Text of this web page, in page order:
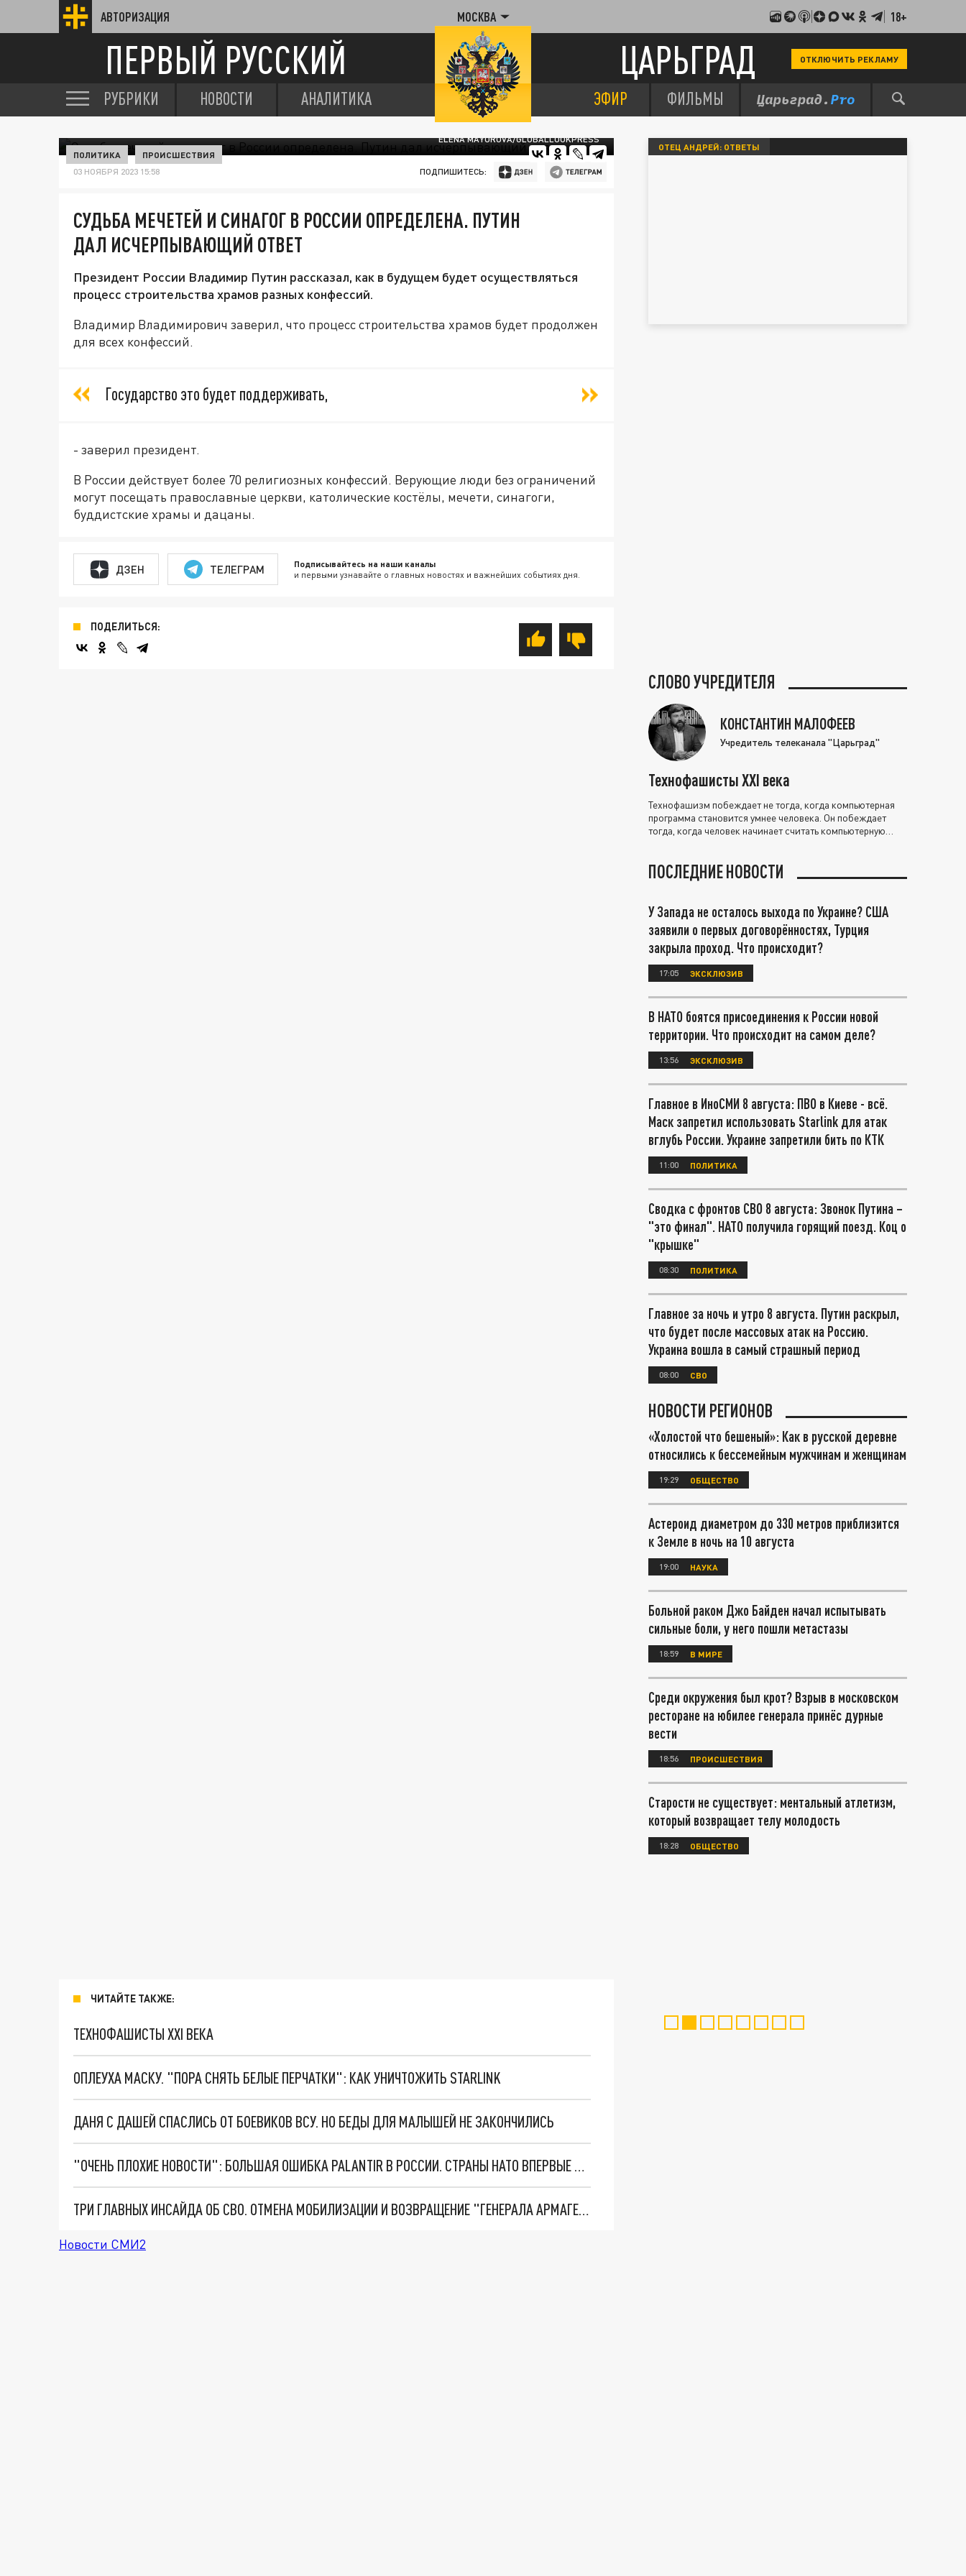
АВТОРИЗАЦИЯ МОСКВА 18+
ПЕРВЫЙ РУССКИЙ ЦАРЬГРАД ОТКЛЮЧИТЬ РЕКЛАМУ
РУБРИКИ НОВОСТИ АНАЛИТИКА ЭФИР ФИЛЬМЫ
ELENA MAYOROVA/GLOBALLOOKPRESS
ПОЛИТИКА ПРОИСШЕСТВИЯ
03 НОЯБРЯ 2023 15:58 ПОДПИШИТЕСЬ:
СУДЬБА МЕЧЕТЕЙ И СИНАГОГ В РОССИИ ОПРЕДЕЛЕНА. ПУТИН
ДАЛ ИСЧЕРПЫВАЮЩИЙ ОТВЕТ
Президент России Владимир Путин рассказал, как в будущем будет осуществляться
процесс строительства храмов разных конфессий.
Владимир Владимирович заверил, что процесс строительства храмов будет продолжен
для всех конфессий.
Государство это будет поддерживать,
- заверил президент.
В России действует более 70 религиозных конфессий. Верующие люди без ограничений
могут посещать православные церкви, католические костёлы, мечети, синагоги,
буддистские храмы и дацаны.
ДЗЕН ТЕЛЕГРАМ Подписывайтесь на наши каналы
и первыми узнавайте о главных новостях и важнейших событиях дня.
ПОДЕЛИТЬСЯ:
ЧИТАЙТЕ ТАКЖЕ:
ТЕХНОФАШИСТЫ XXI ВЕКА
ОПЛЕУХА МАСКУ. "ПОРА СНЯТЬ БЕЛЫЕ ПЕРЧАТКИ": КАК УНИЧТОЖИТЬ STARLINK
ДАНЯ С ДАШЕЙ СПАСЛИСЬ ОТ БОЕВИКОВ ВСУ. НО БЕДЫ ДЛЯ МАЛЫШЕЙ НЕ ЗАКОНЧИЛИСЬ
"ОЧЕНЬ ПЛОХИЕ НОВОСТИ": БОЛЬШАЯ ОШИБКА PALANTIR В РОССИИ. СТРАНЫ НАТО ВПЕРВЫЕ ЗА СВО ОСТАНОВИЛИ ПОСТАВКИ ОРУЖИЯ. ВСУ ТЕРЯЮТ ПРИГРАНИЧЬЕ?
ТРИ ГЛАВНЫХ ИНСАЙДА ОБ СВО. ОТМЕНА МОБИЛИЗАЦИИ И ВОЗВРАЩЕНИЕ "ГЕНЕРАЛА АРМАГЕДДОНА"? ОТЛИЧНЫЕ НОВОСТИ, КОТОРЫЕ ЖДАЛИ ВСЕ
Новости СМИ2
ОТЕЦ АНДРЕЙ: ОТВЕТЫ
СЛОВО УЧРЕДИТЕЛЯ
КОНСТАНТИН МАЛОФЕЕВ
Учредитель телеканала "Царьград"
Технофашисты XXI века
Технофашизм побеждает не тогда, когда компьютерная
программа становится умнее человека. Он побеждает
тогда, когда человек начинает считать компьютерную
ПОСЛЕДНИЕ НОВОСТИ
У Запада не осталось выхода по Украине? США
заявили о первых договорённостях, Турция
закрыла проход. Что происходит?
17:05 ЭКСКЛЮЗИВ
В НАТО боятся присоединения к России новой
территории. Что происходит на самом деле?
13:56 ЭКСКЛЮЗИВ
Главное в ИноСМИ 8 августа: ПВО в Киеве - всё.
Маск запретил использовать Starlink для атак
вглубь России. Украине запретили бить по КТК
11:00 ПОЛИТИКА
Сводка с фронтов СВО 8 августа: Звонок Путина –
"это финал". НАТО получила горящий поезд. Коц о
"крышке"
08:30 ПОЛИТИКА
Главное за ночь и утро 8 августа. Путин раскрыл,
что будет после массовых атак на Россию.
Украина вошла в самый страшный период
08:00 СВО
НОВОСТИ РЕГИОНОВ
«Холостой что бешеный»: Как в русской деревне
относились к бессемейным мужчинам и женщинам
19:29 ОБЩЕСТВО
Астероид диаметром до 330 метров приблизится
к Земле в ночь на 10 августа
19:00 НАУКА
Больной раком Джо Байден начал испытывать
сильные боли, у него пошли метастазы
18:59 В МИРЕ
Среди окружения был крот? Взрыв в московском
ресторане на юбилее генерала принёс дурные
вести
18:56 ПРОИСШЕСТВИЯ
Старости не существует: ментальный атлетизм,
который возвращает телу молодость
18:28 ОБЩЕСТВО